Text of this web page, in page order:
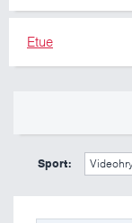
Etue
0 Kč
Sport: